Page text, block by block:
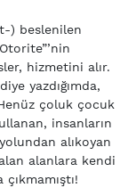
) beslenilen
hizmetini alır.
yazdığımda,
çoluk çocuk
insanların
alıkoyan
alanlara kendi